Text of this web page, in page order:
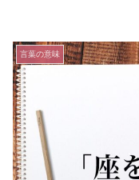
言葉の意味